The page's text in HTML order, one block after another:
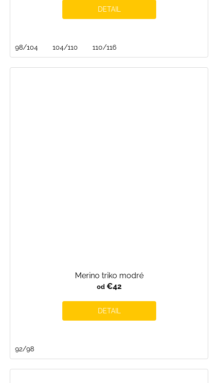
DETAIL
98/104 104/110 110/116
Merino triko modré
od€42
DETAIL
92/98